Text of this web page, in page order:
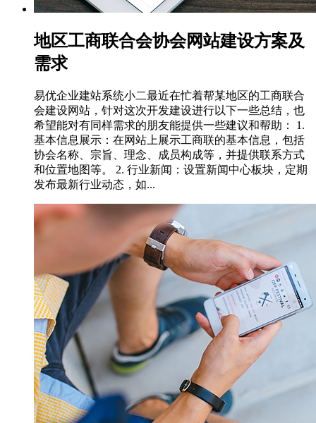
地区工商联合会协会网站建设方案及
需求
易优企业建站系统小二最近在忙着帮某地区的工商联合
会建设网站，针对这次开发建设进行以下一些总结，也
希望能对有同样需求的朋友能提供一些建议和帮助： 1.
基本信息展示：在网站上展示工商联的基本信息，包括
协会名称、宗旨、理念、成员构成等，并提供联系方式
和位置地图等。 2. 行业新闻：设置新闻中心板块，定期
发布最新行业动态，如...